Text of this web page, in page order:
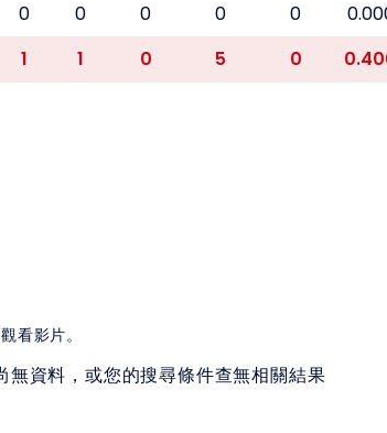
0 0 0 0 0
1 1 0 5 0
看影片。
無資料，或您的搜尋條件查無相關結果